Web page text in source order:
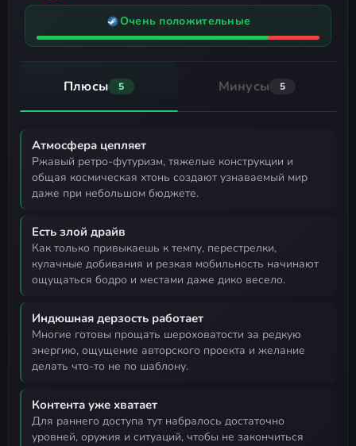
Очень положительные
Плюсы 5 Минусы 5
Атмосфера цепляет
ржавый ретро-футуризм, тяжелые конструкции и
общая космическая хтонь создают узнаваемый мир
даже при небольшом бюджете.
Есть злой драйв
как только привыкаешь к темпу, перестрелки,
кулачные добивания и резкая мобильность начинают
ощущаться бодро и местами даже дико весело.
Индюшная дерзость работает
многие готовы прощать шероховатости за редкую
энергию, ощущение авторского проекта и желание
делать что-то не по шаблону.
Контента уже хватает
для раннего доступа тут набралось достаточно
уровней, оружия и ситуаций, чтобы не закончиться